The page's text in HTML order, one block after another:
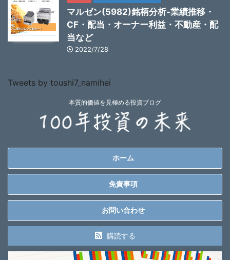
マルゼン(5982)銘柄分析-業績推移・
CF・配当・オーナー利益・不動産・配
当など
2022/7/28
Tweets by toushi7_namihei
本質的価値を見極める投資ブログ
ホーム
免責事項
お問い合わせ
購読する